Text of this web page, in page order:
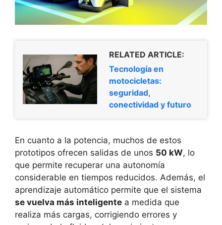
RELATED ARTICLE:
Tecnología en
motocicletas:
seguridad,
conectividad y futuro
En cuanto a la potencia, muchos de estos
prototipos ofrecen salidas de unos 50 kW, lo
que permite recuperar una autonomía
considerable en tiempos reducidos. Además, el
aprendizaje automático permite que el sistema
se vuelva más inteligente a medida que
realiza más cargas, corrigiendo errores y